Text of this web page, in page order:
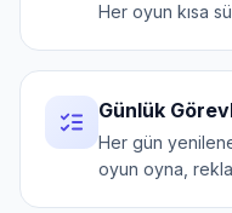
Her oyun kısa
Günlük
Her gün
oyun oyna,